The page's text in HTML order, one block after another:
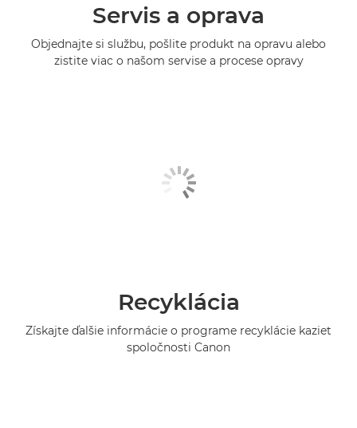
Servis a oprava
Objednajte si službu, pošlite produkt na opravu alebo
zistite viac o našom servise a procese opravy
Recyklácia
Získajte ďalšie informácie o programe recyklácie kaziet
spoločnosti Canon